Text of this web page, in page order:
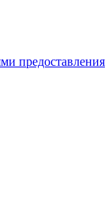
предоставления